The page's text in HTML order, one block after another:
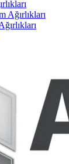
Ağırlıkları